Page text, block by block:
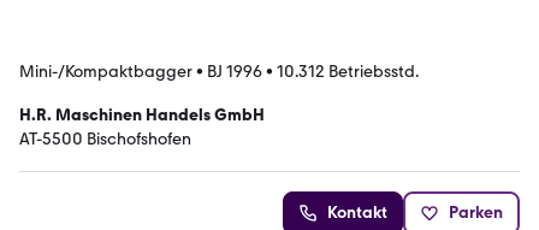
Mini-/Kompaktbagger• BJ 1996• 10.312 Betriebsstd.
H.R. Maschinen Handels GmbH
AT-5500 Bischofshofen
Kontakt Parken